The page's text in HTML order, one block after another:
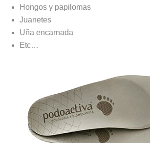
Hongos y papilomas
Juanetes
Uña encarnada
Etc…